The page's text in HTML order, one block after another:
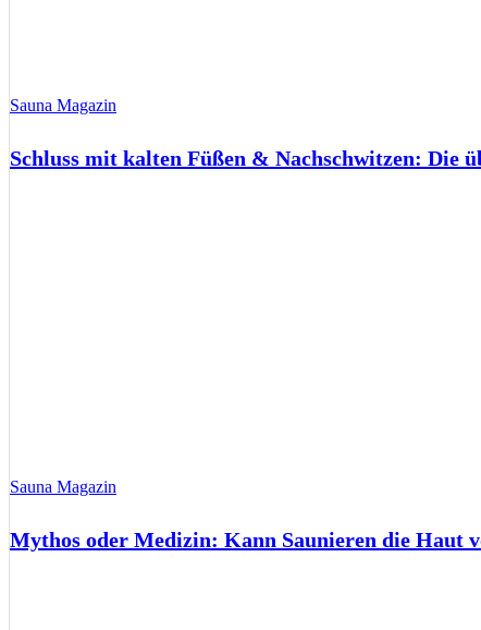
Sauna Magazin
Schluss mit kalten Füßen & Nachschwitzen: Die
Sauna Magazin
Mythos oder Medizin: Kann Saunieren die Haut